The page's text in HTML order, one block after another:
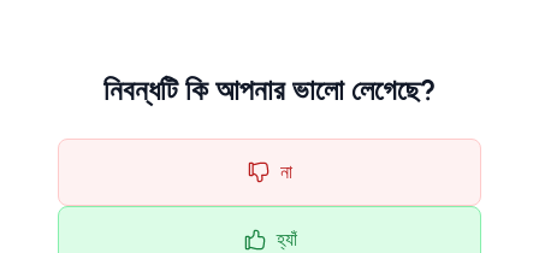
নিবন্ধটি কি আপনার ভালো লেগেছে?
না
হ্যাঁ